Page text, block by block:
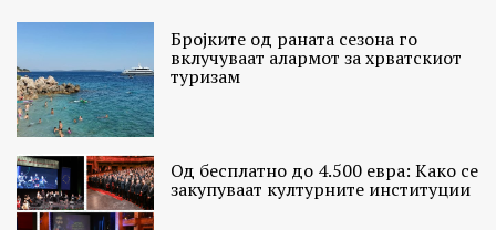
Бројките од раната сезона го
вклучуваат алармот за хрватскиот
туризам
Од бесплатно до 4.500 евра: Како се
закупуваат културните институции